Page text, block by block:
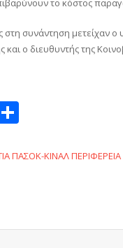
το κόστος
συνάντηση μετείχαν
ο διευθυντής της
ΠΑΣΟΚ-ΚΙΝΑΛΠΕΡΙΦΕΡΕΙΑ